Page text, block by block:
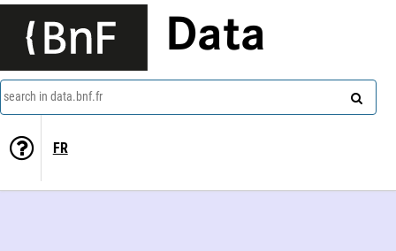
Data
search in data.bnf.fr
FR